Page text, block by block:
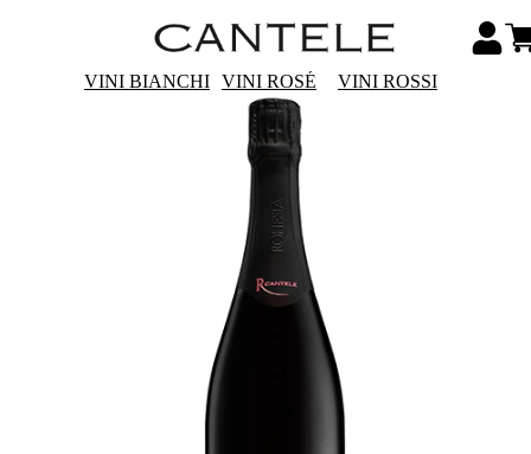
VINI BIANCHI VINI ROSÉ VINI ROSSI